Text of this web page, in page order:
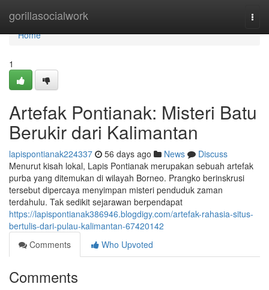
gorillasocialwork
Home
Home
1
Artefak Pontianak: Misteri Batu
Berukir dari Kalimantan
lapispontianak224337 56 days ago News
Discuss
Menurut kisah lokal, Lapis Pontianak merupakan sebuah artefak
purba yang ditemukan di wilayah Borneo. Prangko berinskrusi
tersebut dipercaya menyimpan misteri penduduk zaman
terdahulu. Tak sedikit sejarawan berpendapat
https://lapispontianak386946.blogdigy.com/artefak-rahasia-situs-
bertulis-dari-pulau-kalimantan-67420142
Comments
Who Upvoted
Comments